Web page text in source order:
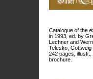
Catalogue of the
in 1993, ed. by
Lechner and
Telesko, Göttweig
242 pages, illustr.,
brochure.